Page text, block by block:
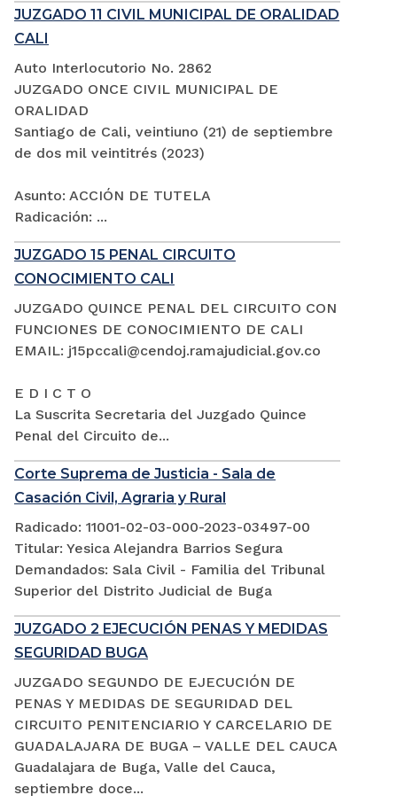
JUZGADO 11 CIVIL MUNICIPAL DE ORALIDAD
CALI
Auto Interlocutorio No. 2862
JUZGADO ONCE CIVIL MUNICIPAL DE
ORALIDAD
Santiago de Cali, veintiuno (21) de septiembre
de dos mil veintitrés (2023)
Asunto: ACCIÓN DE TUTELA
Radicación: ...
JUZGADO 15 PENAL CIRCUITO
CONOCIMIENTO CALI
JUZGADO QUINCE PENAL DEL CIRCUITO CON
FUNCIONES DE CONOCIMIENTO DE CALI
EMAIL: j15pccali@cendoj.ramajudicial.gov.co
E D I C T O
La Suscrita Secretaria del Juzgado Quince
Penal del Circuito de...
Corte Suprema de Justicia - Sala de
Casación Civil, Agraria y Rural
Radicado: 11001-02-03-000-2023-03497-00
Titular: Yesica Alejandra Barrios Segura
Demandados: Sala Civil - Familia del Tribunal
Superior del Distrito Judicial de Buga
JUZGADO 2 EJECUCIÓN PENAS Y MEDIDAS
SEGURIDAD BUGA
JUZGADO SEGUNDO DE EJECUCIÓN DE
PENAS Y MEDIDAS DE SEGURIDAD DEL
CIRCUITO PENITENCIARIO Y CARCELARIO DE
GUADALAJARA DE BUGA – VALLE DEL CAUCA
Guadalajara de Buga, Valle del Cauca,
septiembre doce...